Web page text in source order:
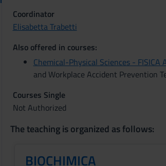
Coordinator
Elisabetta Trabetti
Also offered in courses:
Chemical-Physical Sciences - FISICA
and Workplace Accident Prevention
Courses Single
Not Authorized
The teaching is organized as follows:
BIOCHIMICA